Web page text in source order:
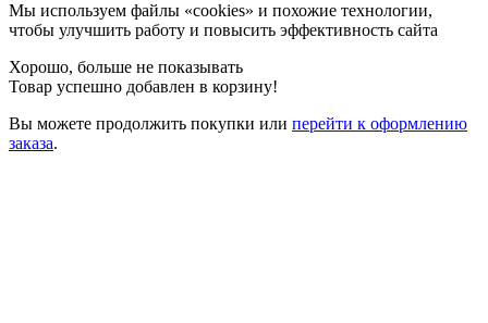
Мы используем файлы «cookies» и похожие технологии,
чтобы улучшить работу и повысить эффективность сайта
Хорошо, больше не показывать
Товар успешно добавлен в корзину!
Вы можете продолжить покупки или перейти к оформлению
заказа.